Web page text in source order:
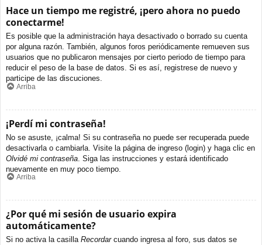
Hace un tiempo me registré, ¡pero ahora no puedo
conectarme!
Es posible que la administración haya desactivado o borrado su cuenta
por alguna razón. También, algunos foros periódicamente remueven sus
usuarios que no publicaron mensajes por cierto periodo de tiempo para
reducir el peso de la base de datos. Si es así, registrese de nuevo y
participe de las discuciones.
Arriba
¡Perdí mi contraseña!
No se asuste, ¡calma! Si su contraseña no puede ser recuperada puede
desactivarla o cambiarla. Visite la página de ingreso (login) y haga clic en
Olvidé mi contraseña . Siga las instrucciones y estará identificado
nuevamente en muy poco tiempo.
Arriba
¿Por qué mi sesión de usuario expira
automáticamente?
Si no activa la casilla Recordarcuando ingresa al foro, sus datos se